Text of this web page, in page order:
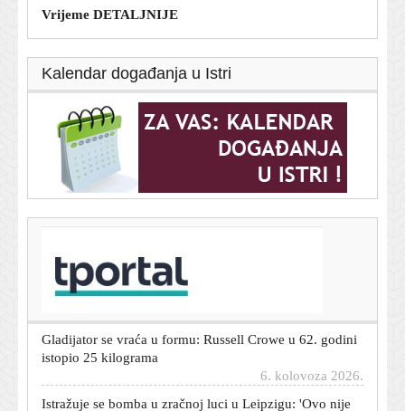
Vrijeme DETALJNIJE
Kalendar događanja u Istri
T-portal.hr
Deutsche Telekom s rastom prihoda u drugom
tromjesečju
istopio 25 kilograma
Istražuje se bomba u zračnoj luci u Leipzigu: 'Ovo nije
djelo amatera'